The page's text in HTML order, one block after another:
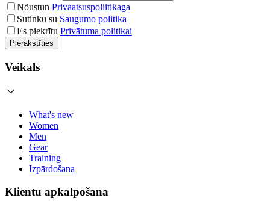
Nõustun Privaatsuspoliitikaga
Sutinku su Saugumo politika
Es piekrītu Privātuma politikai
Pierakstīties
Veikals
What's new
Women
Men
Gear
Training
Izpārdošana
Klientu apkalpošana